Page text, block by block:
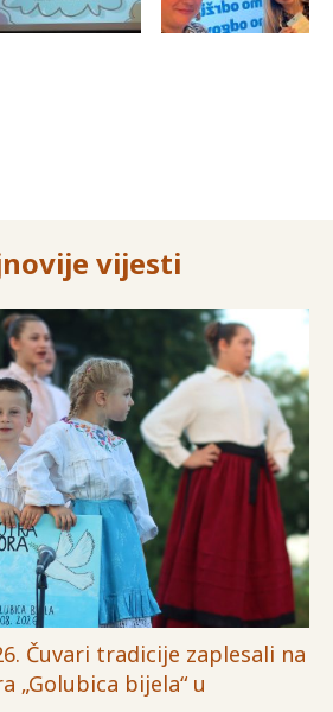
vijesti
Čuvari tradicije zaplesali na
„Golubica bijela“ u